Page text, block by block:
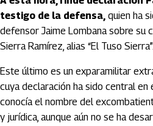
testigo de la defensa, quien ha
defensor Jaime Lombana sobre su
Sierra Ramírez, alias “El Tuso Sierra”.
Este último es un exparamilitar
cuya declaración ha sido central en
conocía el nombre del
y jurídica, aunque aún no se ha